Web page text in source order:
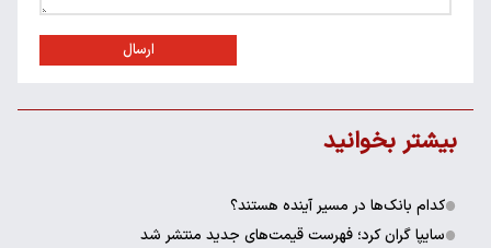
ارسال
بیشتر بخوانید
کدام بانک‌ها در مسیر آینده هستند؟
سایپا گران کرد؛ فهرست قیمت‌های جدید منتشر شد